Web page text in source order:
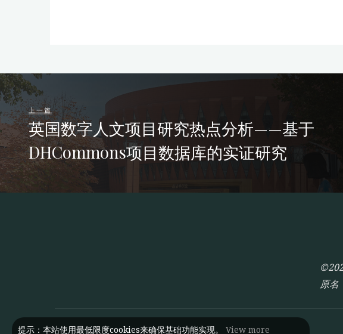
上一篇
英国数字人文项目研究热点分析——基于
DHCommons项目数据库的实证研究
原名
提示：本站使用最低限度cookies来确保基础功能实现。 View more